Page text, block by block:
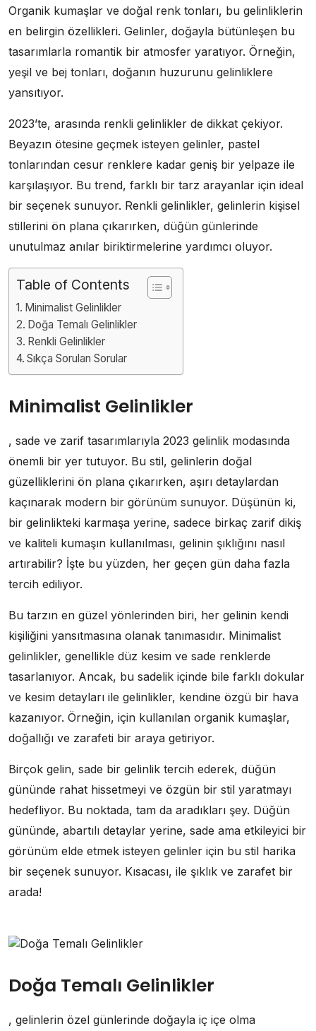
Organik kumaşlar ve doğal renk tonları, bu gelinliklerin
en belirgin özellikleri. Gelinler, doğayla bütünleşen bu
tasarımlarla romantik bir atmosfer yaratıyor. Örneğin,
yeşil ve bej tonları, doğanın huzurunu gelinliklere
yansıtıyor.
2023’te, arasında renkli gelinlikler de dikkat çekiyor.
Beyazın ötesine geçmek isteyen gelinler, pastel
tonlarından cesur renklere kadar geniş bir yelpaze ile
karşılaşıyor. Bu trend, farklı bir tarz arayanlar için ideal
bir seçenek sunuyor. Renkli gelinlikler, gelinlerin kişisel
stillerini ön plana çıkarırken, düğün günlerinde
unutulmaz anılar biriktirmelerine yardımcı oluyor.
Table of Contents
Minimalist Gelinlikler
Doğa Temalı Gelinlikler
Renkli Gelinlikler
Sıkça Sorulan Sorular
Minimalist Gelinlikler
, sade ve zarif tasarımlarıyla 2023 gelinlik modasında
önemli bir yer tutuyor. Bu stil, gelinlerin doğal
güzelliklerini ön plana çıkarırken, aşırı detaylardan
kaçınarak modern bir görünüm sunuyor. Düşünün ki,
bir gelinlikteki karmaşa yerine, sadece birkaç zarif dikiş
ve kaliteli kumaşın kullanılması, gelinin şıklığını nasıl
artırabilir? İşte bu yüzden, her geçen gün daha fazla
tercih ediliyor.
Bu tarzın en güzel yönlerinden biri, her gelinin kendi
kişiliğini yansıtmasına olanak tanımasıdır. Minimalist
gelinlikler, genellikle düz kesim ve sade renklerde
tasarlanıyor. Ancak, bu sadelik içinde bile farklı dokular
ve kesim detayları ile gelinlikler, kendine özgü bir hava
kazanıyor. Örneğin, için kullanılan organik kumaşlar,
doğallığı ve zarafeti bir araya getiriyor.
Birçok gelin, sade bir gelinlik tercih ederek, düğün
gününde rahat hissetmeyi ve özgün bir stil yaratmayı
hedefliyor. Bu noktada, tam da aradıkları şey. Düğün
gününde, abartılı detaylar yerine, sade ama etkileyici bir
görünüm elde etmek isteyen gelinler için bu stil harika
bir seçenek sunuyor. Kısacası, ile şıklık ve zarafet bir
arada!
Doğa Temalı Gelinlikler
, gelinlerin özel günlerinde doğayla iç içe olma